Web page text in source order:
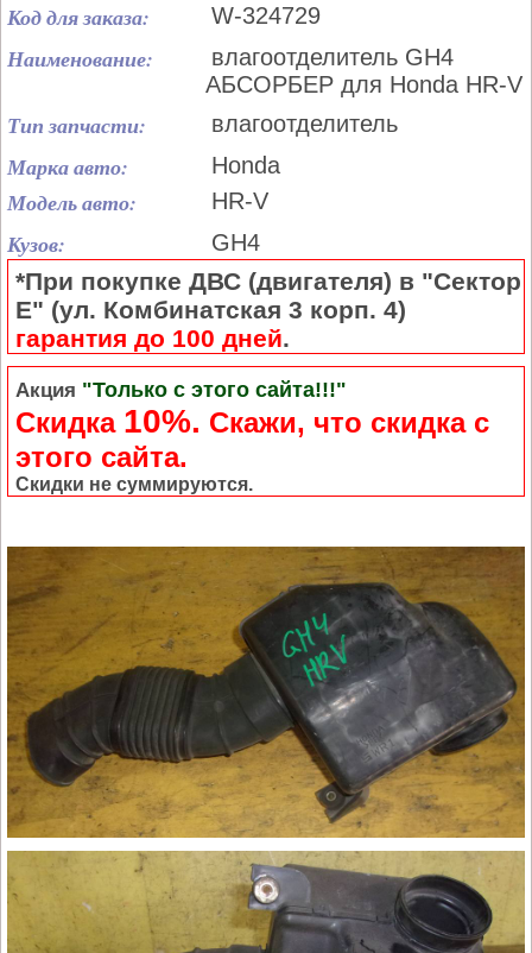
Код для заказа: W-324729
Наименование:
влагоотделитель GH4
АБСОРБЕР для Honda HR-V
Тип запчасти: влагоотделитель
Марка авто: Honda
Модель авто: HR-V
Кузов: GH4
*При покупке ДВС (двигателя) в "Сектор
Е" (ул. Комбинатская 3 корп. 4)
гарантия до 100 дней.
Акция "Только с этого сайта!!!"
Скидка 10%. Cкажи, что скидка с
этого сайта.
Скидки не суммируются.